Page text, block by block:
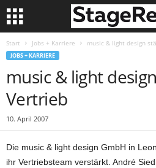
Start Jobs + Karriere music & light design
JOBS + KARRIERE
music & light
Vertrieb
10. April 2007
Die music & light design GmbH in
ihr Vertriebsteam verstärkt. André